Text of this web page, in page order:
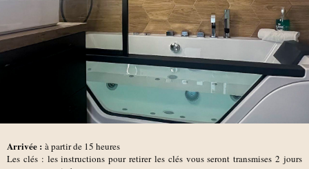
Arrivée : à partir de 15 heures
Les clés : les instructions pour retirer les clés vous seront transmises 2 jours